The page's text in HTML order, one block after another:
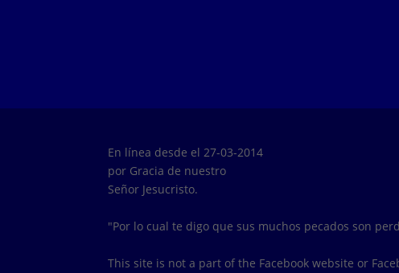
En línea desde el 27-03-2014
por Gracia de nuestro
Señor Jesucristo.
"Por lo cual te digo que sus muchos pecados son
This site is not a part of the Facebook website or